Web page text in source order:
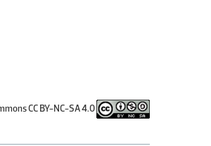
CC BY-NC-SA 4.0